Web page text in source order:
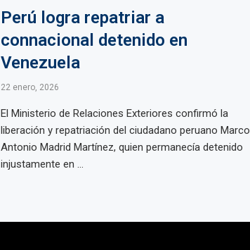
Perú logra repatriar a
connacional detenido en
Venezuela
22 enero, 2026
El Ministerio de Relaciones Exteriores confirmó la
liberación y repatriación del ciudadano peruano Marco
Antonio Madrid Martínez, quien permanecía detenido
injustamente en ...